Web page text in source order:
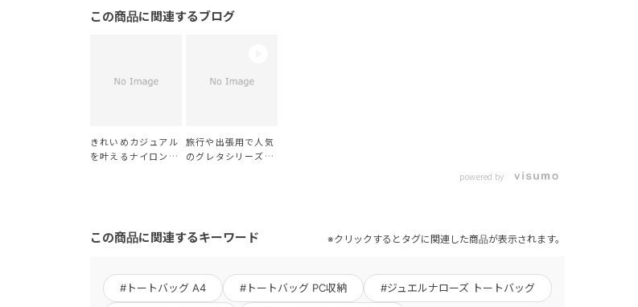
この商品に関連するブログ
きれいめカジュアル
を叶えるナイロント
旅行や出張用で人気
のグレタシリーズか
powered by
この商品に関連するキーワード ※クリックするとタグに関連した商品が表示されます。
#トートバッグ A4 #トートバッグ PC収納 #ジュエルナローズ トートバッグ